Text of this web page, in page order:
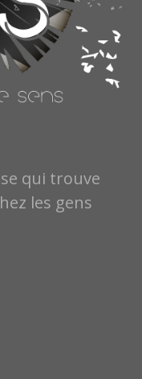
qui trouve
les gens